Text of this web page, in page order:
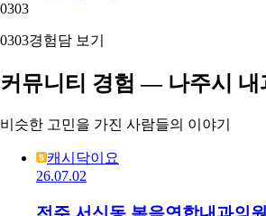
0303
0303경험담 보기
커뮤니티 경험 — 나주시 내
비슷한 고민을 가진 사람들의 이야기
캐시닥이요
26.07.02